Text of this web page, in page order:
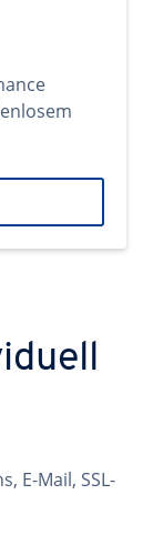
E-Mail, SSL-